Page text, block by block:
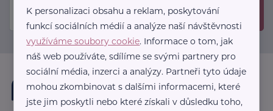
Odeslat
K personalizaci obsahu a reklam, poskytování
funkcí sociálních médií a analýze naší návštěvnosti
využíváme soubory cookie. Informace o tom, jak
náš web používáte, sdílíme se svými partnery pro
sociální média, inzerci a analýzy. Partneři tyto údaje
mohou zkombinovat s dalšími informacemi, které
jste jim poskytli nebo které získali v důsledku toho,